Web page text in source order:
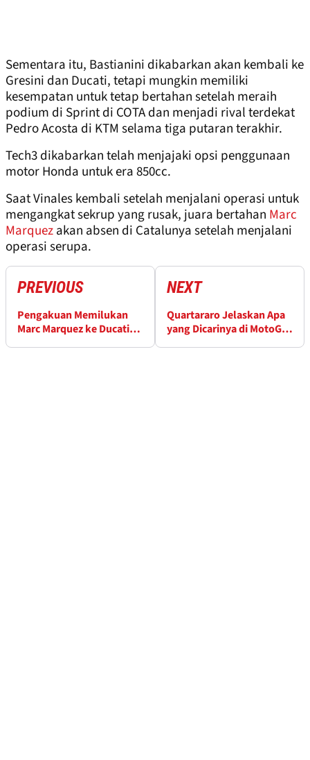
Sementara itu, Bastianini dikabarkan akan kembali ke
Gresini dan Ducati, tetapi mungkin memiliki
kesempatan untuk tetap bertahan setelah meraih
podium di Sprint di COTA dan menjadi rival terdekat
Pedro Acosta di KTM selama tiga putaran terakhir.
Tech3 dikabarkan telah menjajaki opsi penggunaan
motor Honda untuk era 850cc.
Saat Vinales kembali setelah menjalani operasi untuk
mengangkat sekrup yang rusak, juara bertahan Marc
Marquezakan absen di Catalunya setelah menjalani
operasi serupa.
PREVIOUS
Pengakuan Memilukan
Marc Marquez ke Ducati
NEXT
Quartararo Jelaskan Apa
yang Dicarinya di MotoGP